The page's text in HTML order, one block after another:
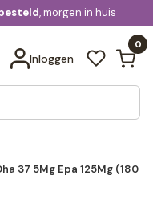
, morgen in huis
Inloggen
0
Bekijk alle resultaten
37 5Mg Epa 125Mg (180